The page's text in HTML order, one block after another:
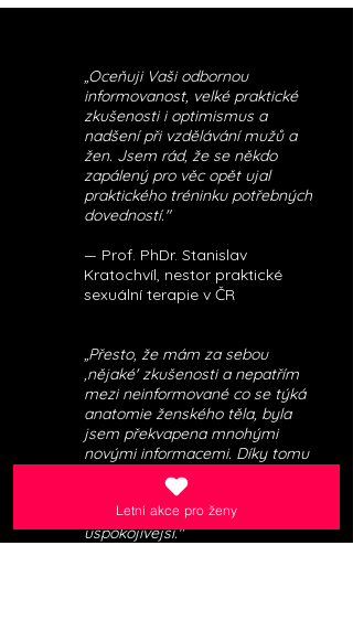
„Oceňuji Vaši odbornou
informovanost, velké praktické
zkušenosti i optimismus a
nadšení při vzdělávání mužů a
žen. Jsem rád, že se někdo
zapálený pro věc opět ujal
praktického tréninku potřebných
dovedností."
— Prof. PhDr. Stanislav
Kratochvíl, nestor praktické
sexuální terapie v ČR
„Přesto, že mám za sebou
‚nějaké' zkušenosti a nepatřím
mezi neinformované co se týká
anatomie ženského těla, byla
jsem překvapena mnohými
novými informacemi. Díky tomu
jsem pochopila více sama sebe,
své vjemy a moje další sexuální
prožitky jsou daleko kvalitnější a
uspokojivější."
Letní akce pro ženy